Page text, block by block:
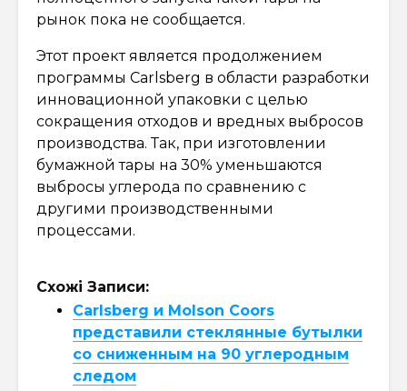
рынок пока не сообщается.
Этот проект является продолжением
программы Carlsberg в области разработки
инновационной упаковки с целью
сокращения отходов и вредных выбросов
производства. Так, при изготовлении
бумажной тары на 30% уменьшаются
выбросы углерода по сравнению с
другими производственными
процессами.
Схожі Записи:
Carlsberg и Molson Coors
представили стеклянные бутылки
со сниженным на 90 углеродным
следом